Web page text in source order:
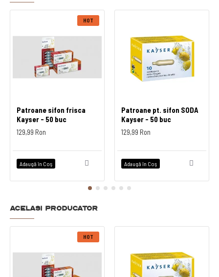
HOT
Patroane sifon frisca
Kayser - 50 buc
129,99 Ron
Adaugă în Coş
Patroane pt. sifon SODA
Kayser - 50 buc
129,99 Ron
Adaugă în Coş
Acelasi producator
HOT